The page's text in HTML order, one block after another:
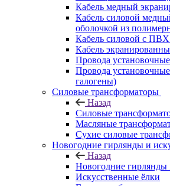
Кабель медный
Кабель силовой
оболочкой из
Кабель силовой с ПВХ
Кабель
Провода установочные
Провода
галогены)
Силовые трансформаторы
Назад
Силовые
Масляные
Сухие силовые
Новогодние гирлянды и
Назад
Новогодние гирлянды
Искусственные ёлки